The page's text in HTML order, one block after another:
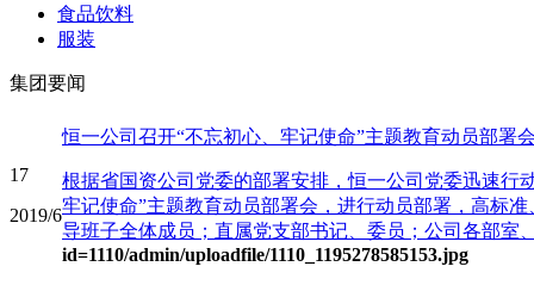
食品饮料
服装
集团要闻
17
2019/6
恒一公司召开“不忘初心、牢记使命”主题教育动员部署
根据省国资公司党委的部署安排，恒一公司党委迅速行
牢记使命”主题教育动员部署会，进行动员部署，高标
导班子全体成员；直属党支部书记、委员；公司各部室
id=1110/admin/uploadfile/1110_1195278585153.jpg